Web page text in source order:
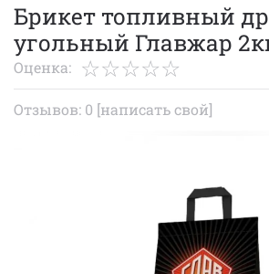
Брикет топливный
угольный Главжар
Оценка:
Отзывов: 0 [написать свой]